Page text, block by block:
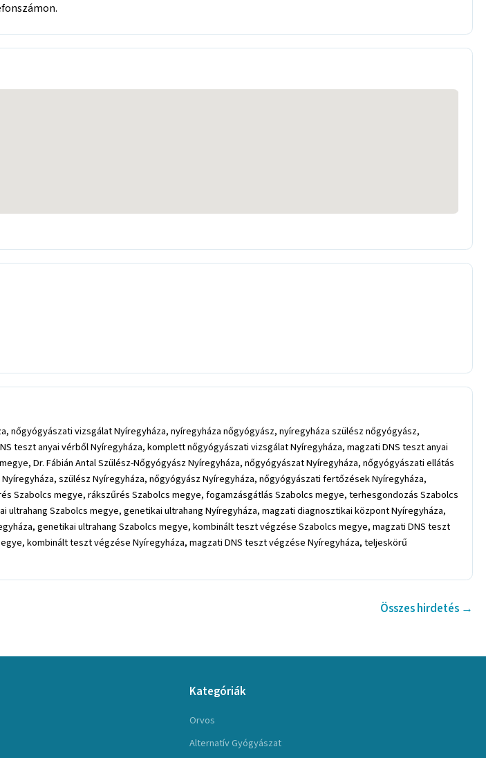
vizsgálat Nyíregyháza, nyíregyháza nőgyógyász, nyíregyháza szülész nőgyógyász,
teszt anyai vérből Nyíregyháza, komplett nőgyógyászati vizsgálat Nyíregyháza, magzati DNS teszt anyai
Dr. Fábián Antal Szülész-Nőgyógyász Nyíregyháza, nőgyógyászat Nyíregyháza, nőgyógyászati ellátás
szülész Nyíregyháza, nőgyógyász Nyíregyháza, nőgyógyászati fertőzések Nyíregyháza,
Szabolcs megye, rákszűrés Szabolcs megye, fogamzásgátlás Szabolcs megye, terhesgondozás Szabolcs
Szabolcs megye, genetikai ultrahang Nyíregyháza, magzati diagnosztikai központ Nyíregyháza,
genetikai ultrahang Szabolcs megye, kombinált teszt végzése Szabolcs megye, magzati DNS teszt
kombinált teszt végzése Nyíregyháza, magzati DNS teszt végzése Nyíregyháza, teljeskörű
Összes hirdetés →
Kategóriák
Orvos
Alternatív Gyógyászat